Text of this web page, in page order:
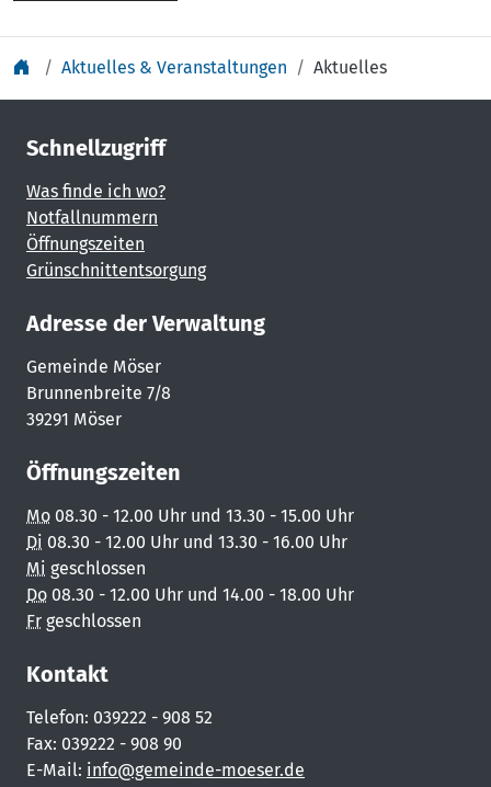
Aktuelles & Veranstaltungen Aktuelles
Schnellzugriff
Was finde ich wo?
Notfallnummern
Öffnungszeiten
Grünschnittentsorgung
Adresse der Verwaltung
Gemeinde Möser
Brunnenbreite 7/8
39291 Möser
Öffnungszeiten
Mo 08.30 - 12.00 Uhr und 13.30 - 15.00 Uhr
Di 08.30 - 12.00 Uhr und 13.30 - 16.00 Uhr
Mi geschlossen
Do 08.30 - 12.00 Uhr und 14.00 - 18.00 Uhr
Fr geschlossen
Kontakt
Telefon: 039222 - 908 52
Fax: 039222 - 908 90
E-Mail: info@gemeinde-moeser.de